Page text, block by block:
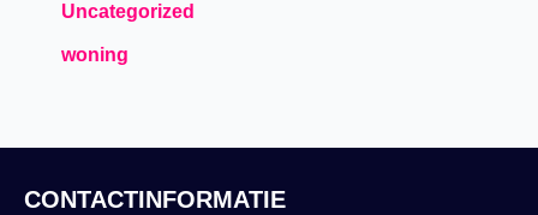
Uncategorized
woning
CONTACTINFORMATIE